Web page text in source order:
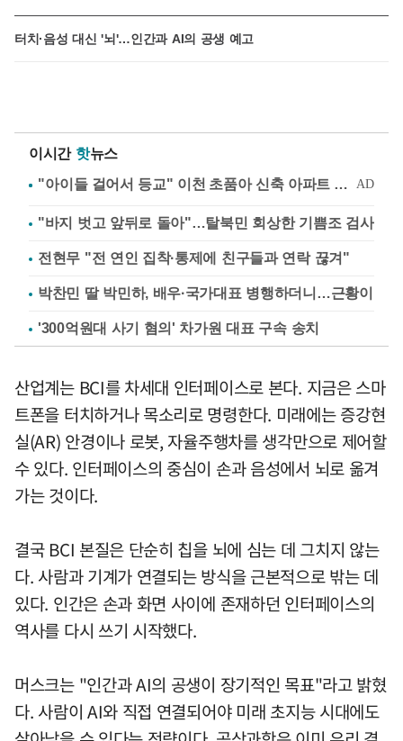
터치·음성 대신 '뇌'…인간과 AI의 공생 예고
이시간 핫뉴스
"바지 벗고 앞뒤로 돌아"…탈북민 회상한 기쁨조 검사
전현무 "전 연인 집착·통제에 친구들과 연락 끊겨"
박찬민 딸 박민하, 배우·국가대표 병행하더니…근황이
'300억원대 사기 혐의' 차가원 대표 구속 송치
산업계는 BCI를 차세대 인터페이스로 본다. 지금은 스마
트폰을 터치하거나 목소리로 명령한다. 미래에는 증강현
실(AR) 안경이나 로봇, 자율주행차를 생각만으로 제어할
수 있다. 인터페이스의 중심이 손과 음성에서 뇌로 옮겨
가는 것이다.
결국 BCI 본질은 단순히 칩을 뇌에 심는 데 그치지 않는
다. 사람과 기계가 연결되는 방식을 근본적으로 밖는 데
있다. 인간은 손과 화면 사이에 존재하던 인터페이스의
역사를 다시 쓰기 시작했다.
머스크는 "인간과 AI의 공생이 장기적인 목표"라고 밝혔
다. 사람이 AI와 직접 연결되어야 미래 초지능 시대에도